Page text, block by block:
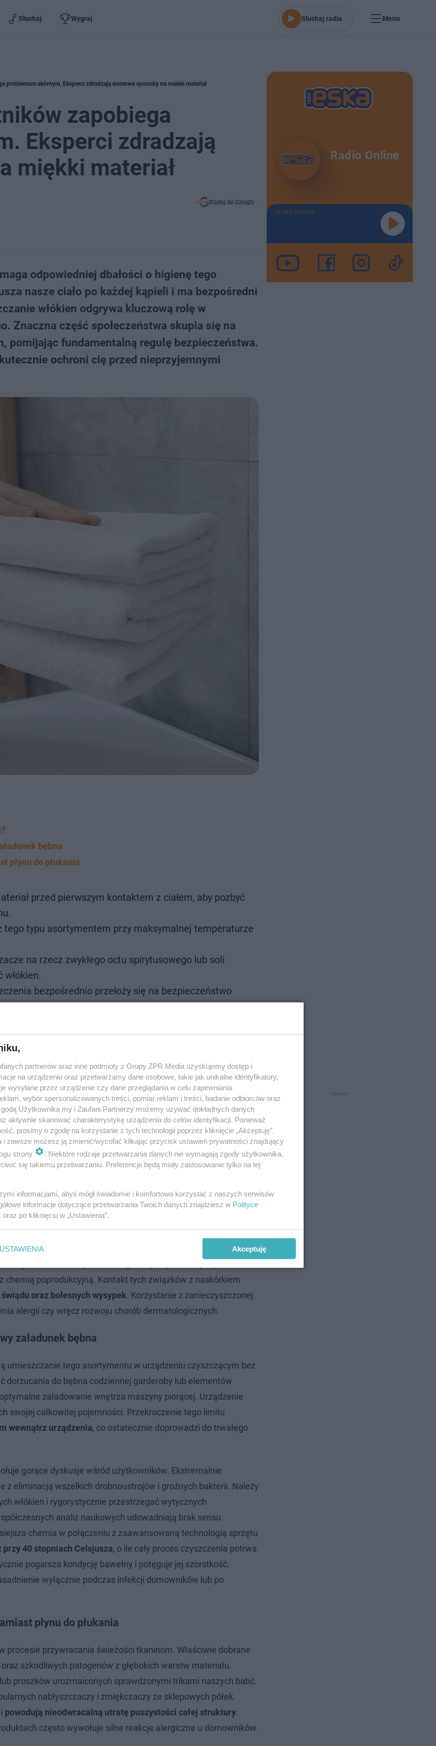
Słuchaj Wygraj Słuchaj radia Menu
problemom skórnym. Eksperci zdradzają domowe sposoby na miękki materiał
zapobiega
Eksperci zdradzają
miękki materiał
Dodaj do Google
odpowiedniej dbałości o higienę tego
nasze ciało po każdej kąpieli i ma bezpośredni
włókien odgrywa kluczową rolę w
Znaczna część społeczeństwa skupia się na
pomijając fundamentalną regułę bezpieczeństwa.
ochroni cię przed nieprzyjemnymi
bębna
płynu do płukania
przed pierwszym kontaktem z ciałem, aby pozbyć
tego typu asortymentem przy maksymalnej temperaturze
na rzecz zwykłego octu spirytusowego lub soli
bezpośrednio przełoży się na bezpieczeństwo
oczyszczania odzieży przed jej pierwszym założeniem
i wymaga stanowczej interwencji pralki. Niestety
procedury wobec tekstyliów łazienkowych.
z galerii handlowej stanowi ogromny błąd. Pomiędzy włóknami
poprodukcyjną. Kontakt tych związków z naskórkiem
oraz bolesnych wysypek. Korzystanie z zanieczyszczonej
alergii czy wręcz rozwoju chorób dermatologicznych.
załadunek bębna
umieszczanie tego asortymentu w urządzeniu czyszczącym bez
do bębna codziennej garderoby lub elementów
załadowanie wnętrza maszyny piorącej. Urządzenie
swojej całkowitej pojemności. Przekroczenie tego limitu
wewnątrz urządzenia, co ostatecznie doprowadzi do trwałego
gorące dyskusje wśród użytkowników. Ekstremalnie
z eliminacją wszelkich drobnoustrojów i groźnych bakterii. Należy
włókien i rygorystycznie przestrzegać wytycznych
analiz naukowych udowadniają brak sensu
chemia w połączeniu z zaawansowaną technologią sprzętu
40 stopniach Celsjusza, o ile cały proces czyszczenia potrwa
pogarsza kondycję bawełny i potęguje jej szorstkość.
wyłącznie podczas infekcji domowników lub po
płynu do płukania
przywracania świeżości tkaninom. Właściwie dobrane
szkodliwych patogenów z głębokich warstw materiału.
proszków urozmaiconych sprawdzonymi trikami naszych babć.
nabłyszczaczy i zmiękczaczy ze sklepowych półek.
powodują nieodwracalną utratę puszystości całej struktury.
często wywołuje silne reakcje alergiczne u domowników.
Radio Online
TERAZ GRAMY
partnerów oraz inne podmioty z Grupy ZPR Media uzyskujemy dostęp i
na urządzeniu oraz przetwarzamy dane osobowe, takie jak unikalne identyfikatory,
wysyłane przez urządzenie czy dane przeglądania w celu zapewniania
wybór spersonalizowanych treści, pomiar reklam i treści, badanie odbiorców oraz
Użytkownika my i Zaufani Partnerzy możemy używać dokładnych danych
aktywnie skanować charakterystykę urządzenia do celów identyfikacji. Ponieważ
prosimy o zgodę na korzystanie z tych technologii poprzez kliknięcie „Akceptuję”.
i zawsze możesz ją zmienić/wycofać klikając przycisk ustawień prywatności znajdujący
strony
. Niektóre rodzaje przetwarzania danych nie wymagają zgody użytkownika,
się takiemu przetwarzaniu. Preferencje będą miały zastosowanie tylko na tej
informacjami, abyś mógł świadomie i komfortowo korzystać z naszych serwisów
informacje dotyczące przetwarzania Twoich danych znajdziesz w Polityce
oraz po kliknięciu w „Ustawienia”.
USTAWIENIA Akceptuję